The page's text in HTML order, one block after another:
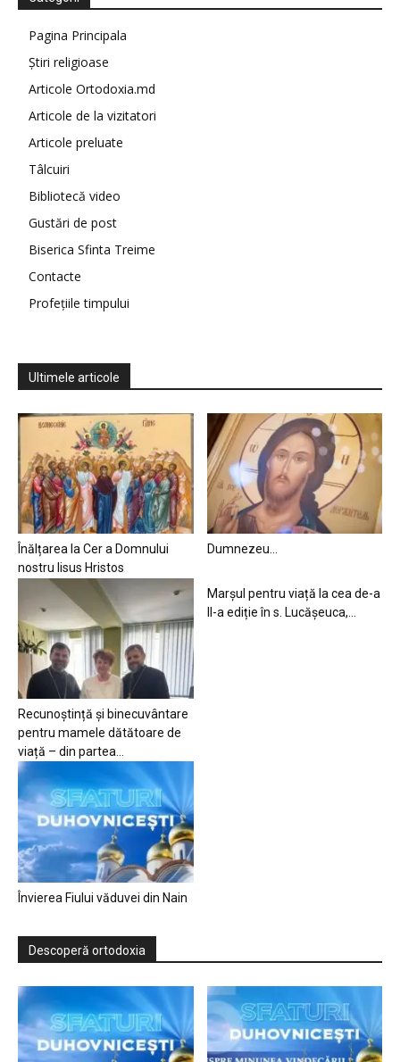
Pagina Principala
Știri religioase
Articole Ortodoxia.md
Articole de la vizitatori
Articole preluate
Tâlcuiri
Bibliotecă video
Gustări de post
Biserica Sfinta Treime
Contacte
Profețiile timpului
Ultimele articole
Înălțarea la Cer a Domnului
nostru Iisus Hristos
Dumnezeu…
Recunoștință și binecuvântare
pentru mamele dătătoare de
viață – din partea...
Marșul pentru viață la cea de-a
II-a ediție în s. Lucășeuca,...
Învierea Fiului văduvei din Nain
Descoperă ortodoxia